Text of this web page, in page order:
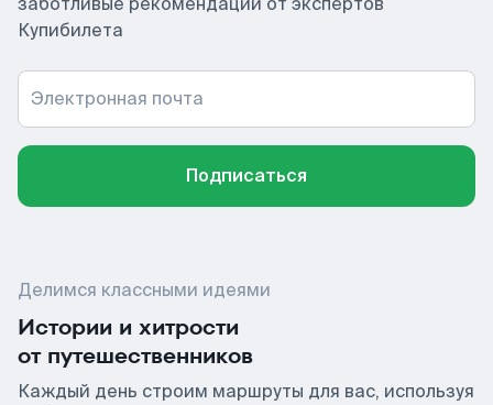
Купибилета
Электронная почта
Подписаться
Делимся классными идеями
Истории и хитрости
от путешественников
Каждый день строим маршруты для вас, используя